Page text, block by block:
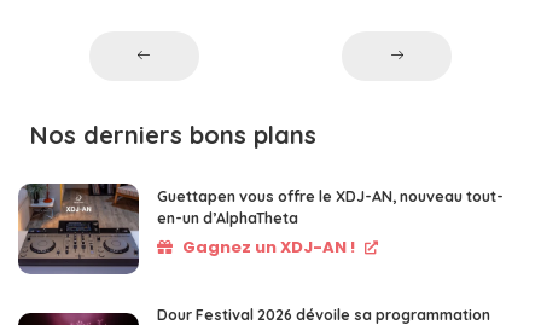
Nos derniers bons plans
Guettapen vous offre le XDJ-AN, nouveau tout-
en-un d’AlphaTheta
Gagnez un XDJ-AN !
Dour Festival 2026 dévoile sa programmation